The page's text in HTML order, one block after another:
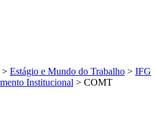
> Estágio e Mundo do Trabalho > IFG
Institucional > COMT